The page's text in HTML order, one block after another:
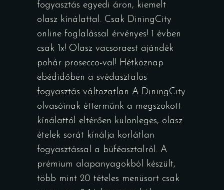
fogyasztás egyedi áron, kiemelt
olasz kínálattal. Csak DiningCity
online foglalással érvényes! 1 évben
csak 1x! Olasz vacsoraest ajándék
pohár prosecco-val! Hétköznap
ebédidőben a svédasztalos
fogyasztás változatlan A DiningCity
olvasóinak éttermünk a megszokott
kínálattól eltérően különleges, olasz
ételek sorát kínálja korlátlan
fogyasztással a büféasztalról. A
prémium alapanyagokból készült,
több mint 20 tételes menüsort csak